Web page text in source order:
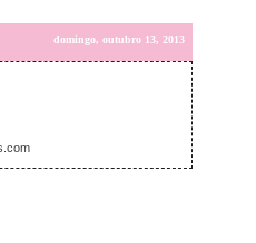
domingo, outubro 13, 2013